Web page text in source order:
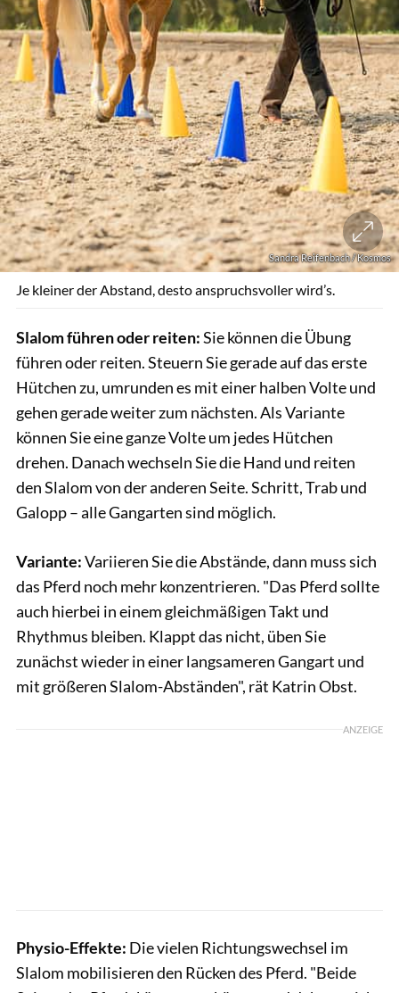
Sandra Reifenbach / Kosmos
Je kleiner der Abstand, desto anspruchsvoller wird’s.
Slalom führen oder reiten:Sie können die Übung
führen oder reiten. Steuern Sie gerade auf das erste
Hütchen zu, umrunden es mit einer halben Volte und
gehen gerade weiter zum nächsten. Als Variante
können Sie eine ganze Volte um jedes Hütchen
drehen. Danach wechseln Sie die Hand und reiten
den Slalom von der anderen Seite. Schritt, Trab und
Galopp – alle Gangarten sind möglich.
Variante:Variieren Sie die Abstände, dann muss sich
das Pferd noch mehr konzentrieren. "Das Pferd sollte
auch hierbei in einem gleichmäßigen Takt und
Rhythmus bleiben. Klappt das nicht, üben Sie
zunächst wieder in einer langsameren Gangart und
mit größeren Slalom-Abständen", rät Katrin Obst.
ANZEIGE
Physio-Effekte: Die vielen Richtungswechsel im
Slalom mobilisieren den Rücken des Pferd. "Beide